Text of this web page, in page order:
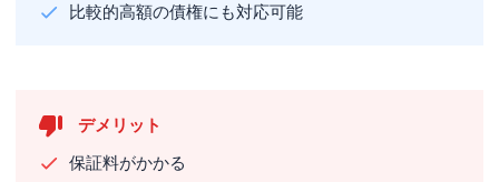
比較的高額の債権にも対応可能
デメリット
保証料がかかる